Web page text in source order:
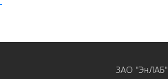
ЗАО "ЭнЛАБ"